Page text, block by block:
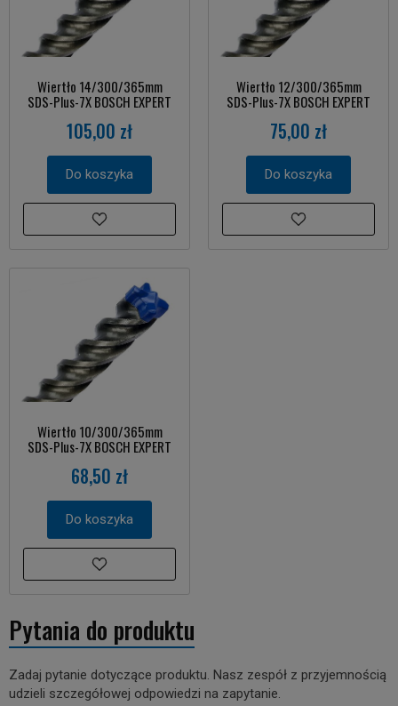
Wiertło 14/300/365mm
SDS-Plus-7X BOSCH EXPERT
105,00 zł
Do koszyka
Wiertło 12/300/365mm
SDS-Plus-7X BOSCH EXPERT
75,00 zł
Do koszyka
Wiertło 10/300/365mm
SDS-Plus-7X BOSCH EXPERT
68,50 zł
Do koszyka
Pytania do produktu
Zadaj pytanie dotyczące produktu. Nasz zespół z przyjemnością
udzieli szczegółowej odpowiedzi na zapytanie.